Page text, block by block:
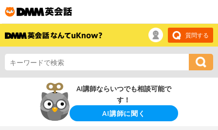
質問する
AI講師ならいつでも相談可能で
す！
AI講師に聞く